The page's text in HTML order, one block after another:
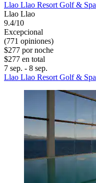
Llao Llao Resort Golf & Spa
Llao Llao
9.4/10
Excepcional
(771 opiniones)
$277 por noche
$277 en total
7 sep. - 8 sep.
Llao Llao Resort Golf & Spa